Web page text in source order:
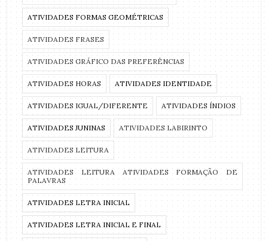
ATIVIDADES FORMAS GEOMÉTRICAS
ATIVIDADES FRASES
ATIVIDADES GRÁFICO DAS PREFERÊNCIAS
ATIVIDADES HORAS ATIVIDADES IDENTIDADE
ATIVIDADES IGUAL/DIFERENTE ATIVIDADES ÍNDIOS
ATIVIDADES JUNINAS ATIVIDADES LABIRINTO
ATIVIDADES LEITURA
ATIVIDADES LEITURA ATIVIDADES FORMAÇÃO DE
PALAVRAS
ATIVIDADES LETRA INICIAL
ATIVIDADES LETRA INICIAL E FINAL